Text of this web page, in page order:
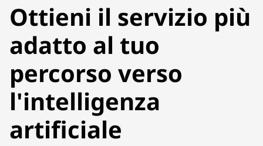
Ottieni il servizio più
adatto al tuo
percorso verso
l'intelligenza
artificiale